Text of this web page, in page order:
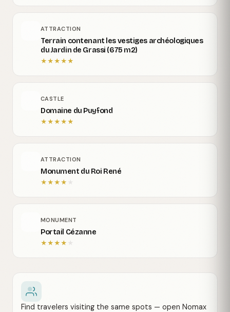
ATTRACTION
Terrain contenant les vestiges archéologiques
du Jardin de Grassi (675 m2)
★★★★★
CASTLE
Domaine du Puyfond
★★★★★
ATTRACTION
Monument du Roi René
★★★★ ★
MONUMENT
Portail Cézanne
★★★★ ★
Find travelers visiting the same spots — open Nomax